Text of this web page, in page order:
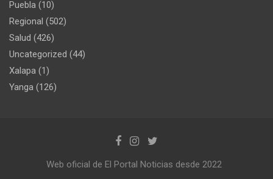
Puebla (10)
Regional (502)
Salud (426)
Uncategorized (44)
Xalapa (1)
Yanga (126)
Web oficial de El Portal Noticias desde 2022